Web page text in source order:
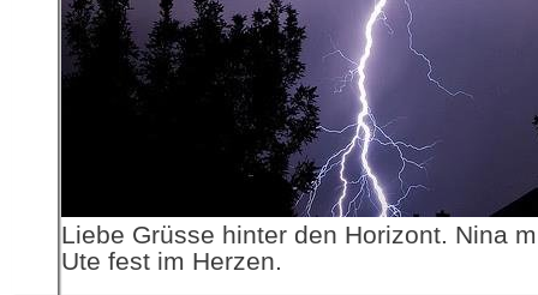
Liebe Grüsse hinter den Horizont. Nina
Ute fest im Herzen.